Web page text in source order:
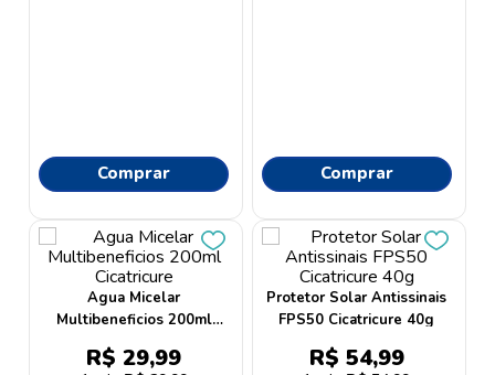
Comprar Comprar
Agua Micelar
Multibeneficios 200ml
Cicatricure
R$ 29,99
Protetor Solar Antissinais
FPS50 Cicatricure 40g
R$ 54,99